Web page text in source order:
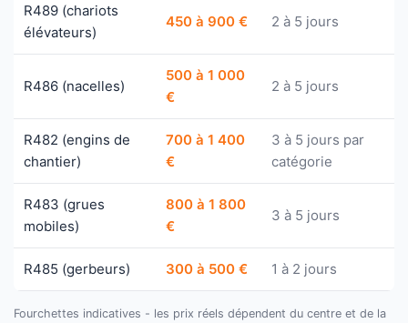
R489 (chariots
élévateurs)
450 à 900 € 2 à 5 jours
R486 (nacelles)
500 à 1 000
€
2 à 5 jours
R482 (engins de
chantier)
700 à 1 400
€
3 à 5 jours par
catégorie
R483 (grues
mobiles)
800 à 1 800
€
3 à 5 jours
R485 (gerbeurs) 300 à 500 € 1 à 2 jours
Fourchettes indicatives - les prix réels dépendent du centre et de la